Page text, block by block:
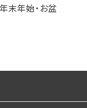
末年始・お盆